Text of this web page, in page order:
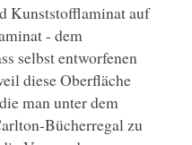
Kunststofflaminat auf
- dem
selbst entworfenen
diese Oberfläche
man unter dem
Bücherregal zu